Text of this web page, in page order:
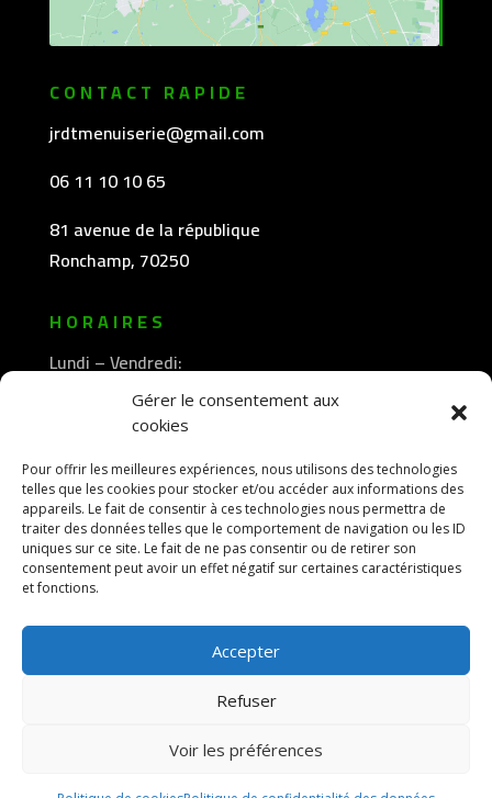
Gérer le consentement aux
cookies
Pour offrir les meilleures expériences, nous utilisons des technologies
telles que les cookies pour stocker et/ou accéder aux informations des
appareils. Le fait de consentir à ces technologies nous permettra de
traiter des données telles que le comportement de navigation ou les ID
uniques sur ce site. Le fait de ne pas consentir ou de retirer son
consentement peut avoir un effet négatif sur certaines caractéristiques
et fonctions.
Accepter
Refuser
Voir les préférences
CONTACT RAPIDE
jrdtmenuiserie@gmail.com
06 11 10 10 65
81 avenue de la république
Ronchamp, 70250
HORAIRES
Lundi – Vendredi:
8h30 -12h00
—————-
13h30 -18h00
© 2026 M Development–Mentions légales